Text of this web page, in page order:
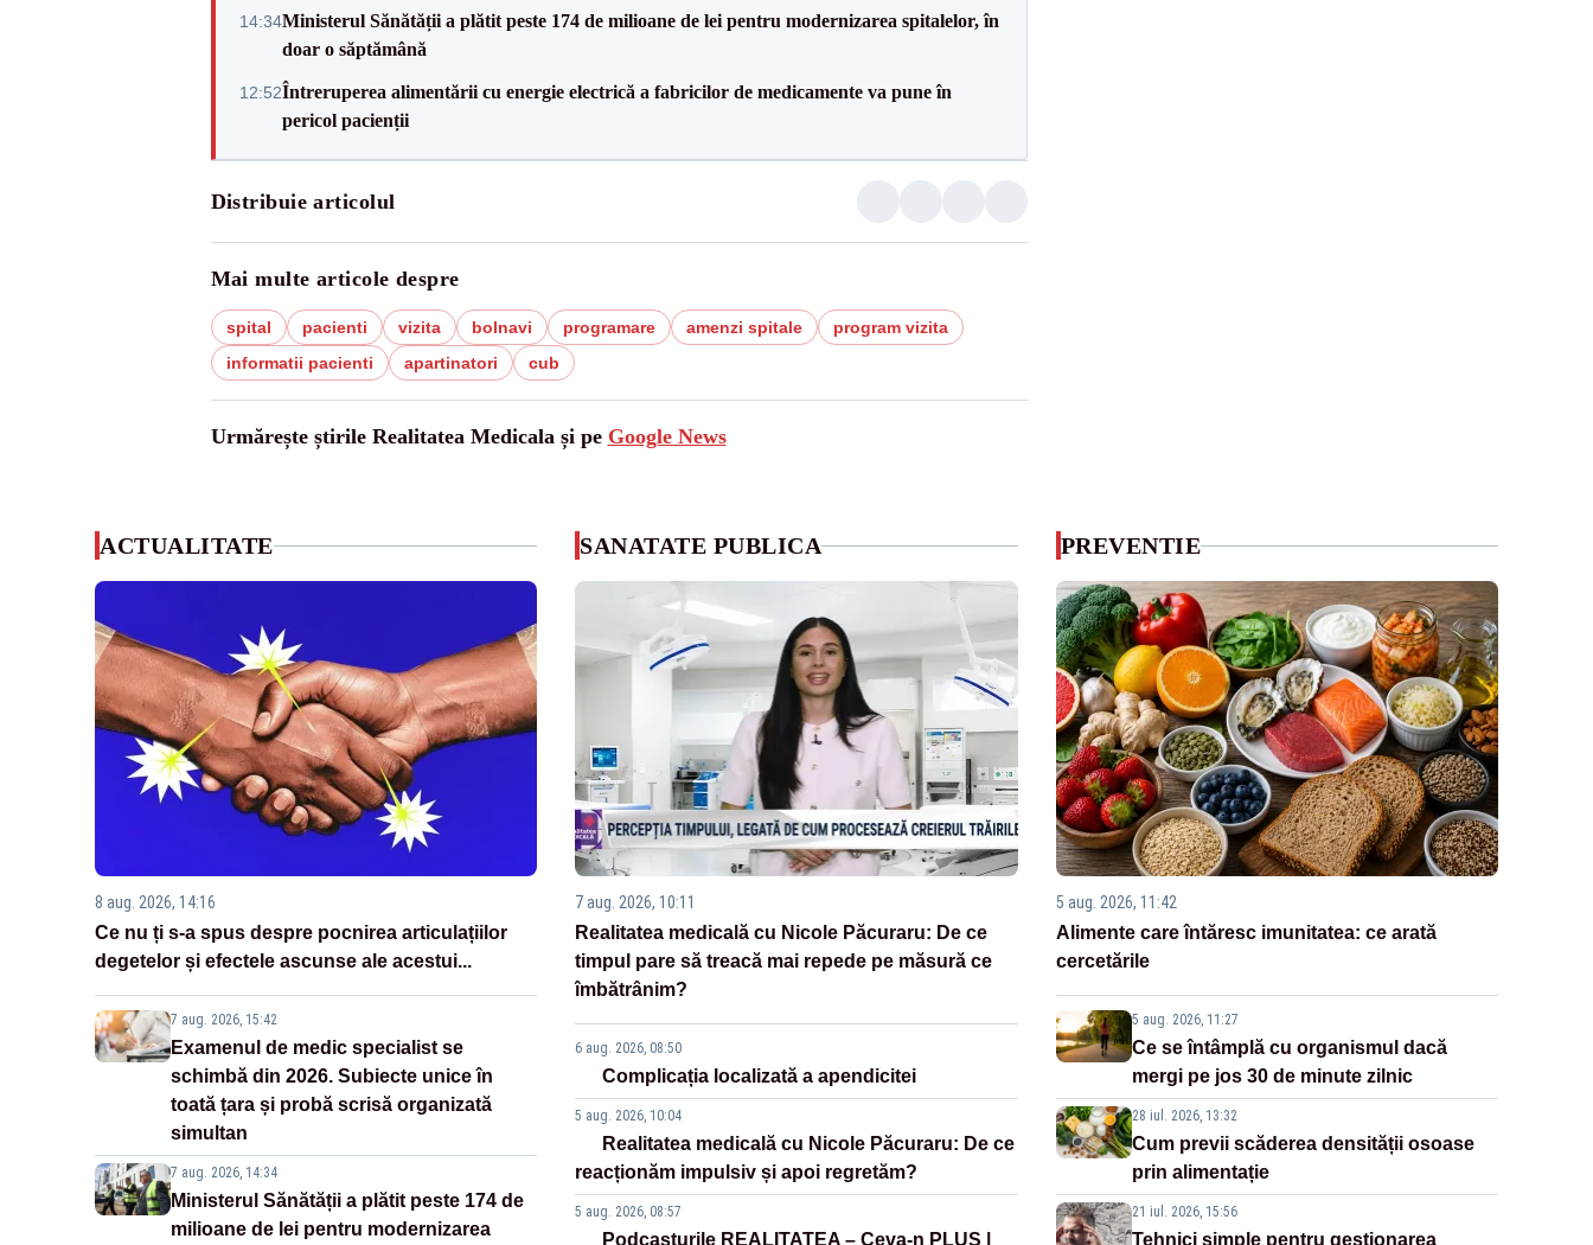
14:34Ministerul Sănătății a plătit peste 174 de milioane de lei pentru modernizarea spitalelor, în
doar o săptămână
12:52Întreruperea alimentării cu energie electrică a fabricilor de medicamente va pune în
pericol pacienții
Distribuie articolul
Mai multe articole despre
spital pacienti vizita bolnavi programare amenzi spitale
program vizita
informatii pacienti
apartinatori cub
Urmărește știrile Realitatea Medicala și pe Google News
ACTUALITATE
8 aug. 2026, 14:16
Ce nu ți s-a spus despre pocnirea articulațiilor
degetelor și efectele ascunse ale acestui...
7 aug. 2026, 15:42
Examenul de medic specialist se
schimbă din 2026. Subiecte unice în
toată țara și probă scrisă organizată
simultan
7 aug. 2026, 14:34
Ministerul Sănătății a plătit peste 174 de
milioane de lei pentru modernizarea
SANATATE PUBLICA
7 aug. 2026, 10:11
Realitatea medicală cu Nicole Păcuraru: De ce
timpul pare să treacă mai repede pe măsură ce
îmbătrânim?
6 aug. 2026, 08:50
Complicația localizată a apendicitei
5 aug. 2026, 10:04
Realitatea medicală cu Nicole Păcuraru: De ce
reacționăm impulsiv și apoi regretăm?
5 aug. 2026, 08:57
Podcasturile REALITATEA – Ceva-n PLUS |
PREVENTIE
5 aug. 2026, 11:42
Alimente care întăresc imunitatea: ce arată
cercetările
5 aug. 2026, 11:27
Ce se întâmplă cu organismul dacă
mergi pe jos 30 de minute zilnic
28 iul. 2026, 13:32
Cum previi scăderea densității osoase
prin alimentație
21 iul. 2026, 15:56
Tehnici simple pentru gestionarea